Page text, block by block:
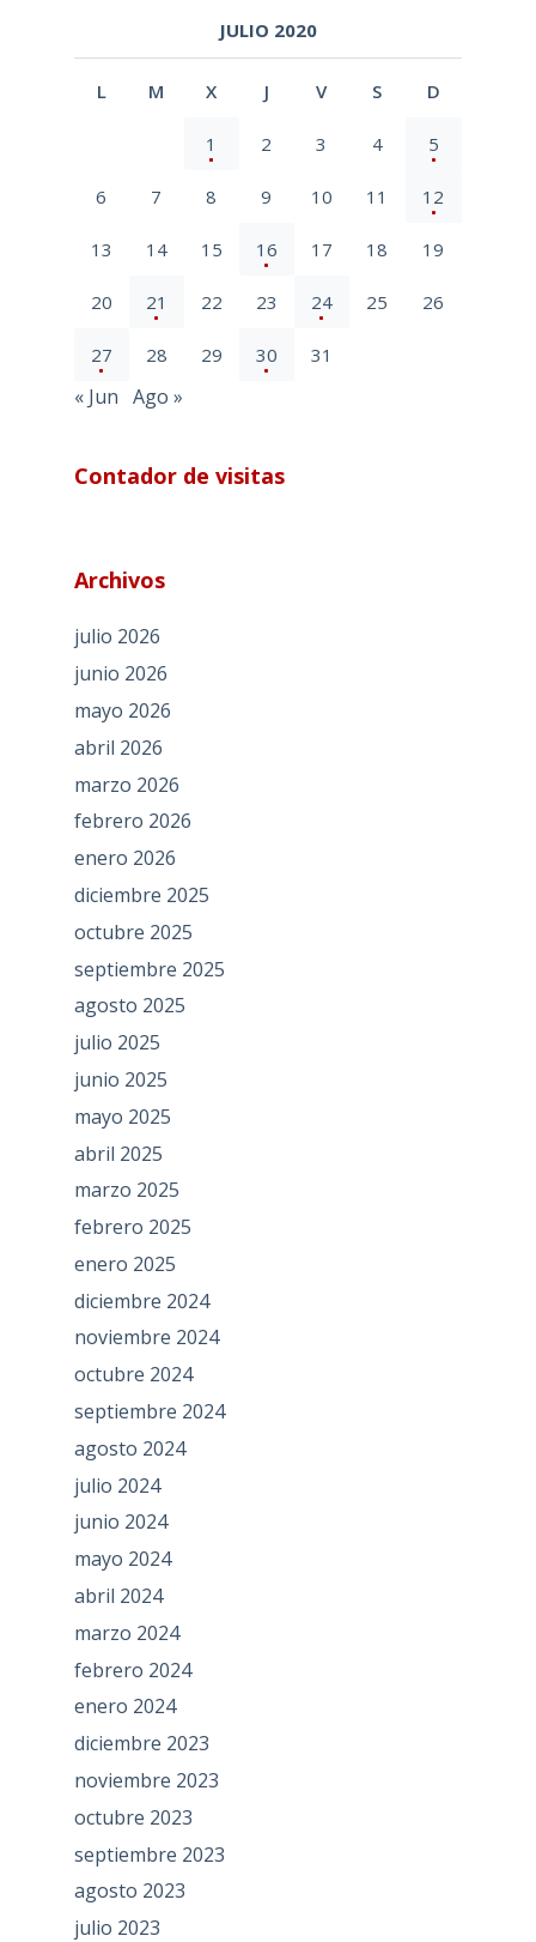
JULIO 2020
L M X J V S D
1 2 3 4 5
6 7 8 9 10 11 12
13 14 15 16 17 18 19
20 21 22 23 24 25 26
27 28 29 30 31
« Jun Ago »
Contador de visitas
Archivos
julio 2026
junio 2026
mayo 2026
abril 2026
marzo 2026
febrero 2026
enero 2026
diciembre 2025
octubre 2025
septiembre 2025
agosto 2025
julio 2025
junio 2025
mayo 2025
abril 2025
marzo 2025
febrero 2025
enero 2025
diciembre 2024
noviembre 2024
octubre 2024
septiembre 2024
agosto 2024
julio 2024
junio 2024
mayo 2024
abril 2024
marzo 2024
febrero 2024
enero 2024
diciembre 2023
noviembre 2023
octubre 2023
septiembre 2023
agosto 2023
julio 2023